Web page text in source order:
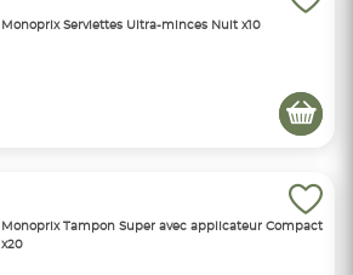
Monoprix Serviettes Ultra-minces Nuit x10
Monoprix Tampon Super avec applicateur Compact
x20